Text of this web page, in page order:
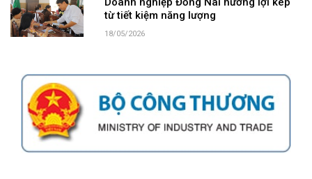
Doanh nghiệp Đồng Nai hưởng lợi kép
từ tiết kiệm năng lượng
18/05/2026